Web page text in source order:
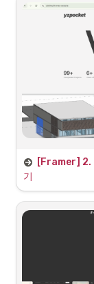
왼쪽 Ask
•
우리는 강제
인했다.
•
실제 홈페이
이 홈페
록하고
관리
1. Framer
•
[Framer] 2.
기